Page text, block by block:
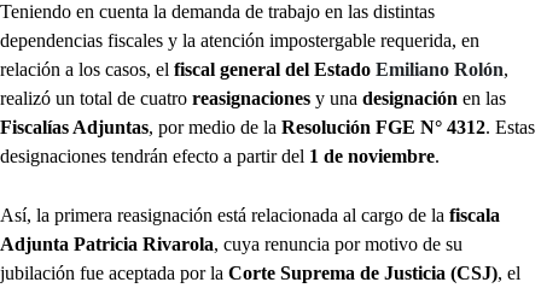
Teniendo en cuenta la demanda de trabajo en las distintas
dependencias fiscales y la atención impostergable requerida, en
relación a los casos, el fiscal general del Estado Emiliano Rolón,
realizó un total de cuatro reasignaciones y una designación en las
Fiscalías Adjuntas, por medio de la Resolución FGE N° 4312. Estas
designaciones tendrán efecto a partir del 1 de noviembre.
Así, la primera reasignación está relacionada al cargo de la fiscala
Adjunta Patricia Rivarola, cuya renuncia por motivo de su
jubilación fue aceptada por la Corte Suprema de Justicia (CSJ), el